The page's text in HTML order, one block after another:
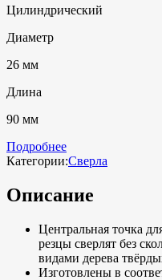
Цилиндрический
Диаметр
26 мм
Длина
90 мм
Подробнее
Категории:Сверла
Описание
Центральная точка
резцы сверлят без
видами дерева
Изготовлены в